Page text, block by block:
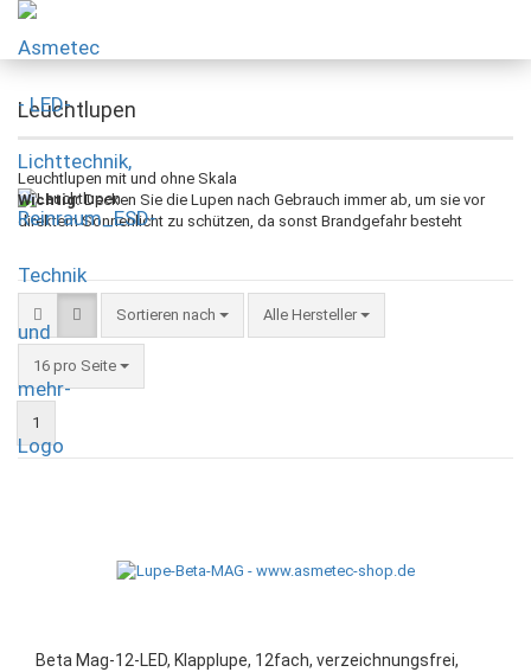
Leuchtlupen
Leuchtlupen mit und ohne Skala
Wichtig:Decken Sie die Lupen nach Gebrauch immer ab, um sie vor
direktem Sonnenlicht zu schützen, da sonst Brandgefahr besteht
Sortieren nach Alle Hersteller
16 pro Seite
1
Beta Mag-12-LED, Klapplupe, 12fach, verzeichnungsfrei,